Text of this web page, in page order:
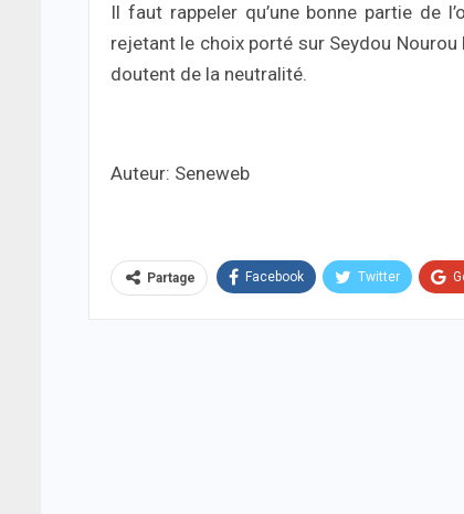
Il faut rappeler qu’une bonne partie de
rejetant le choix porté sur Seydou
doutent de la neutralité.
Auteur: Seneweb
Partage Facebook Twitter